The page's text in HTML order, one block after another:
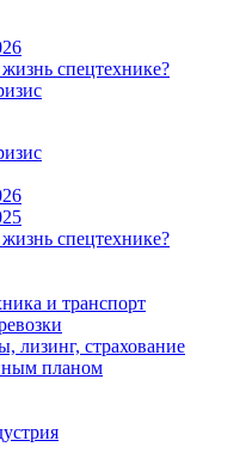
спецтехнике?
спецтехнике?
и транспорт
лизинг, страхование
планом